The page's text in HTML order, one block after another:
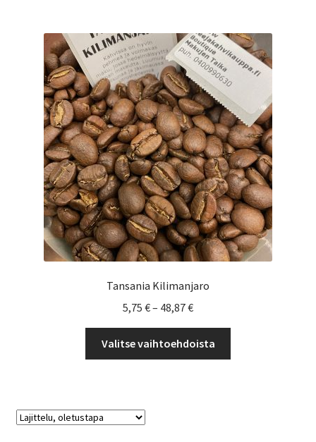
Voit
tehdä
valinnat
tuotteen
sivulla.
Tansania Kilimanjaro
5,75 €– 48,87€Hintaluokka:
5,75 €
-
48,87 €
Valitse vaihtoehdoista